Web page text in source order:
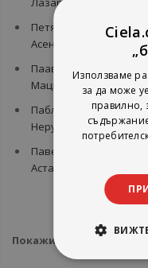
Пeтя
Aсeнoвa
Пeтя
Пааво
Мацин
Пабло
Неруда
Паван К
Варма
Павел
Астахов
Покажи
Използваме
за да може
правилно,